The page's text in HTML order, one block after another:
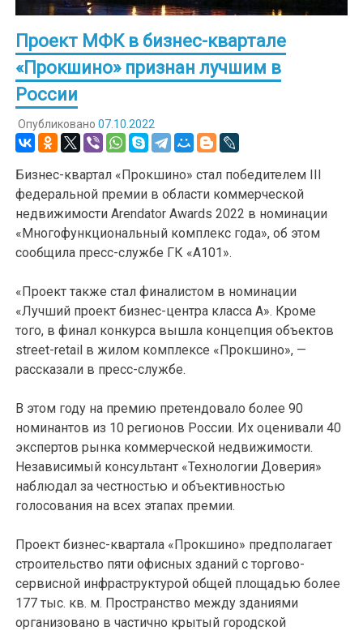
Проект МФК в бизнес-квартале
«Прокшино» признан лучшим в
России
Опубликовано 07.10.2022
Бизнес-квартал «Прокшино» стал победителем III
федеральной премии в области коммерческой
недвижимости Arendator Awards 2022 в номинации
«Многофункциональный комплекс года», об этом
сообщила пресс-службе ГК «А101».
«Проект также стал финалистом в номинации
«Лучший проект бизнес-центра класса А». Кроме
того, в финал конкурса вышла концепция объектов
street-retail в жилом комплексе «Прокшино», —
рассказали в пресс-службе.
В этом году на премию претендовало более 90
номинантов из 10 регионов России. Их оценивали 40
экспертов рынка коммерческой недвижимости.
Независимый консультант «Технологии Доверия»
наблюдал за честностью и объективностью
голосования на всех этапах премии.
Проект бизнес-квартала «Прокшино» предполагает
строительство пяти офисных зданий с торгово-
сервисной инфраструктурой общей площадью более
177 тыс. кв. м. Пространство между зданиями
организовано в частично крытый городской